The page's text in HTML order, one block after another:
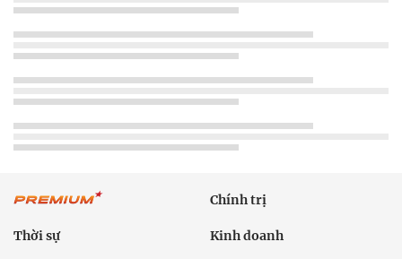
Chính trị
Thời sự Kinh doanh